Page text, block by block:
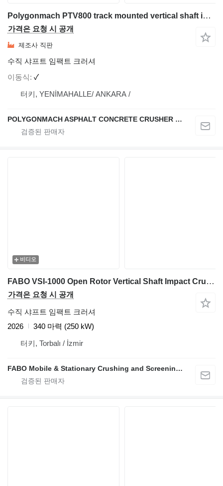
Polygonmach PTV800 track mounted vertical shaft impactor
가격은 요청 시 공개
제조사 직판
수직 샤프트 임팩트 크러셔
이동식 ✓
터키, YENİMAHALLE/ ANKARA /
POLYGONMACH ASPHALT CONCRETE CRUSHER SYSTEMS
비디오
FABO VSI-1000 Open Rotor Vertical Shaft Impact Crusher
가격은 요청 시 공개
수직 샤프트 임팩트 크러셔
2026
340 마력 (250 kW)
터키, Torbalı / İzmir
FABO Mobile & Stationary Crushing and Screening Plants | Concrete Batching Plants Manufacturer